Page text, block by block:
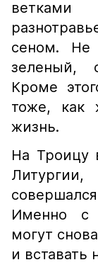
сеном. Не
зеленый,
Кроме
тоже, как
жизнь.
На Троицу
Именно с
могут
и вставать